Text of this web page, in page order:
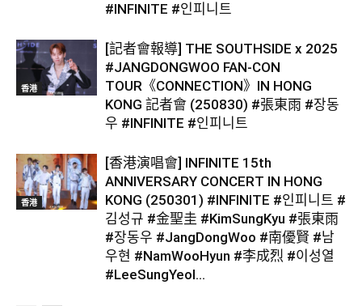
#INFINITE #인피니트
香港
[記者會報導] THE SOUTHSIDE x 2025
#JANGDONGWOO FAN-CON
TOUR《CONNECTION》IN HONG
KONG 記者會 (250830) #張東雨 #장동
우 #INFINITE #인피니트
香港
[香港演唱會] INFINITE 15th
ANNIVERSARY CONCERT IN HONG
KONG (250301) #INFINITE #인피니트 #
김성규 #金聖圭 #KimSungKyu #張東雨
#장동우 #JangDongWoo #南優賢 #남
우현 #NamWooHyun #李成烈 #이성열
#LeeSungYeol...